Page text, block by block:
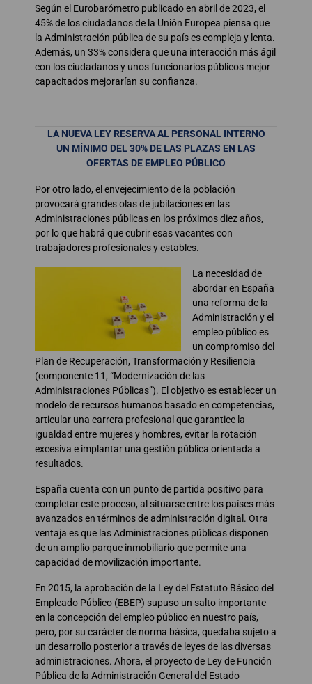
Según el Eurobarómetro publicado en abril de 2023, el
45% de los ciudadanos de la Unión Europea piensa que
la Administración pública de su país es compleja y lenta.
Además, un 33% considera que una interacción más ágil
con los ciudadanos y unos funcionarios públicos mejor
capacitados mejorarían su confianza.
LA NUEVA LEY RESERVA AL PERSONAL INTERNO
UN MÍNIMO DEL 30% DE LAS PLAZAS EN LAS
OFERTAS DE EMPLEO PÚBLICO
Por otro lado, el envejecimiento de la población
provocará grandes olas de jubilaciones en las
Administraciones públicas en los próximos diez años,
por lo que habrá que cubrir esas vacantes con
trabajadores profesionales y estables.
La necesidad de
abordar en España
una reforma de la
Administración y el
empleo público es
un compromiso del
Plan de Recuperación, Transformación y Resiliencia
(componente 11, “Modernización de las
Administraciones Públicas”). El objetivo es establecer un
modelo de recursos humanos basado en competencias,
articular una carrera profesional que garantice la
igualdad entre mujeres y hombres, evitar la rotación
excesiva e implantar una gestión pública orientada a
resultados.
España cuenta con un punto de partida positivo para
completar este proceso, al situarse entre los países más
avanzados en términos de administración digital. Otra
ventaja es que las Administraciones públicas disponen
de un amplio parque inmobiliario que permite una
capacidad de movilización importante.
En 2015, la aprobación de la Ley del Estatuto Básico del
Empleado Público (EBEP) supuso un salto importante
en la concepción del empleo público en nuestro país,
pero, por su carácter de norma básica, quedaba sujeto a
un desarrollo posterior a través de leyes de las diversas
administraciones. Ahora, el proyecto de Ley de Función
Pública de la Administración General del Estado